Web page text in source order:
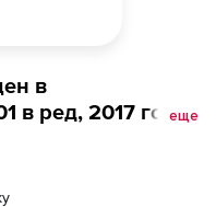
в
в ред, 2017 года,
1-е рабочее
еще